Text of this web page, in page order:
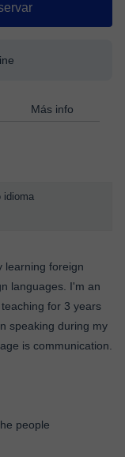
Más info
idioma
learning foreign
languages. I'm an
for 3 years
speaking during my
is communication.
people